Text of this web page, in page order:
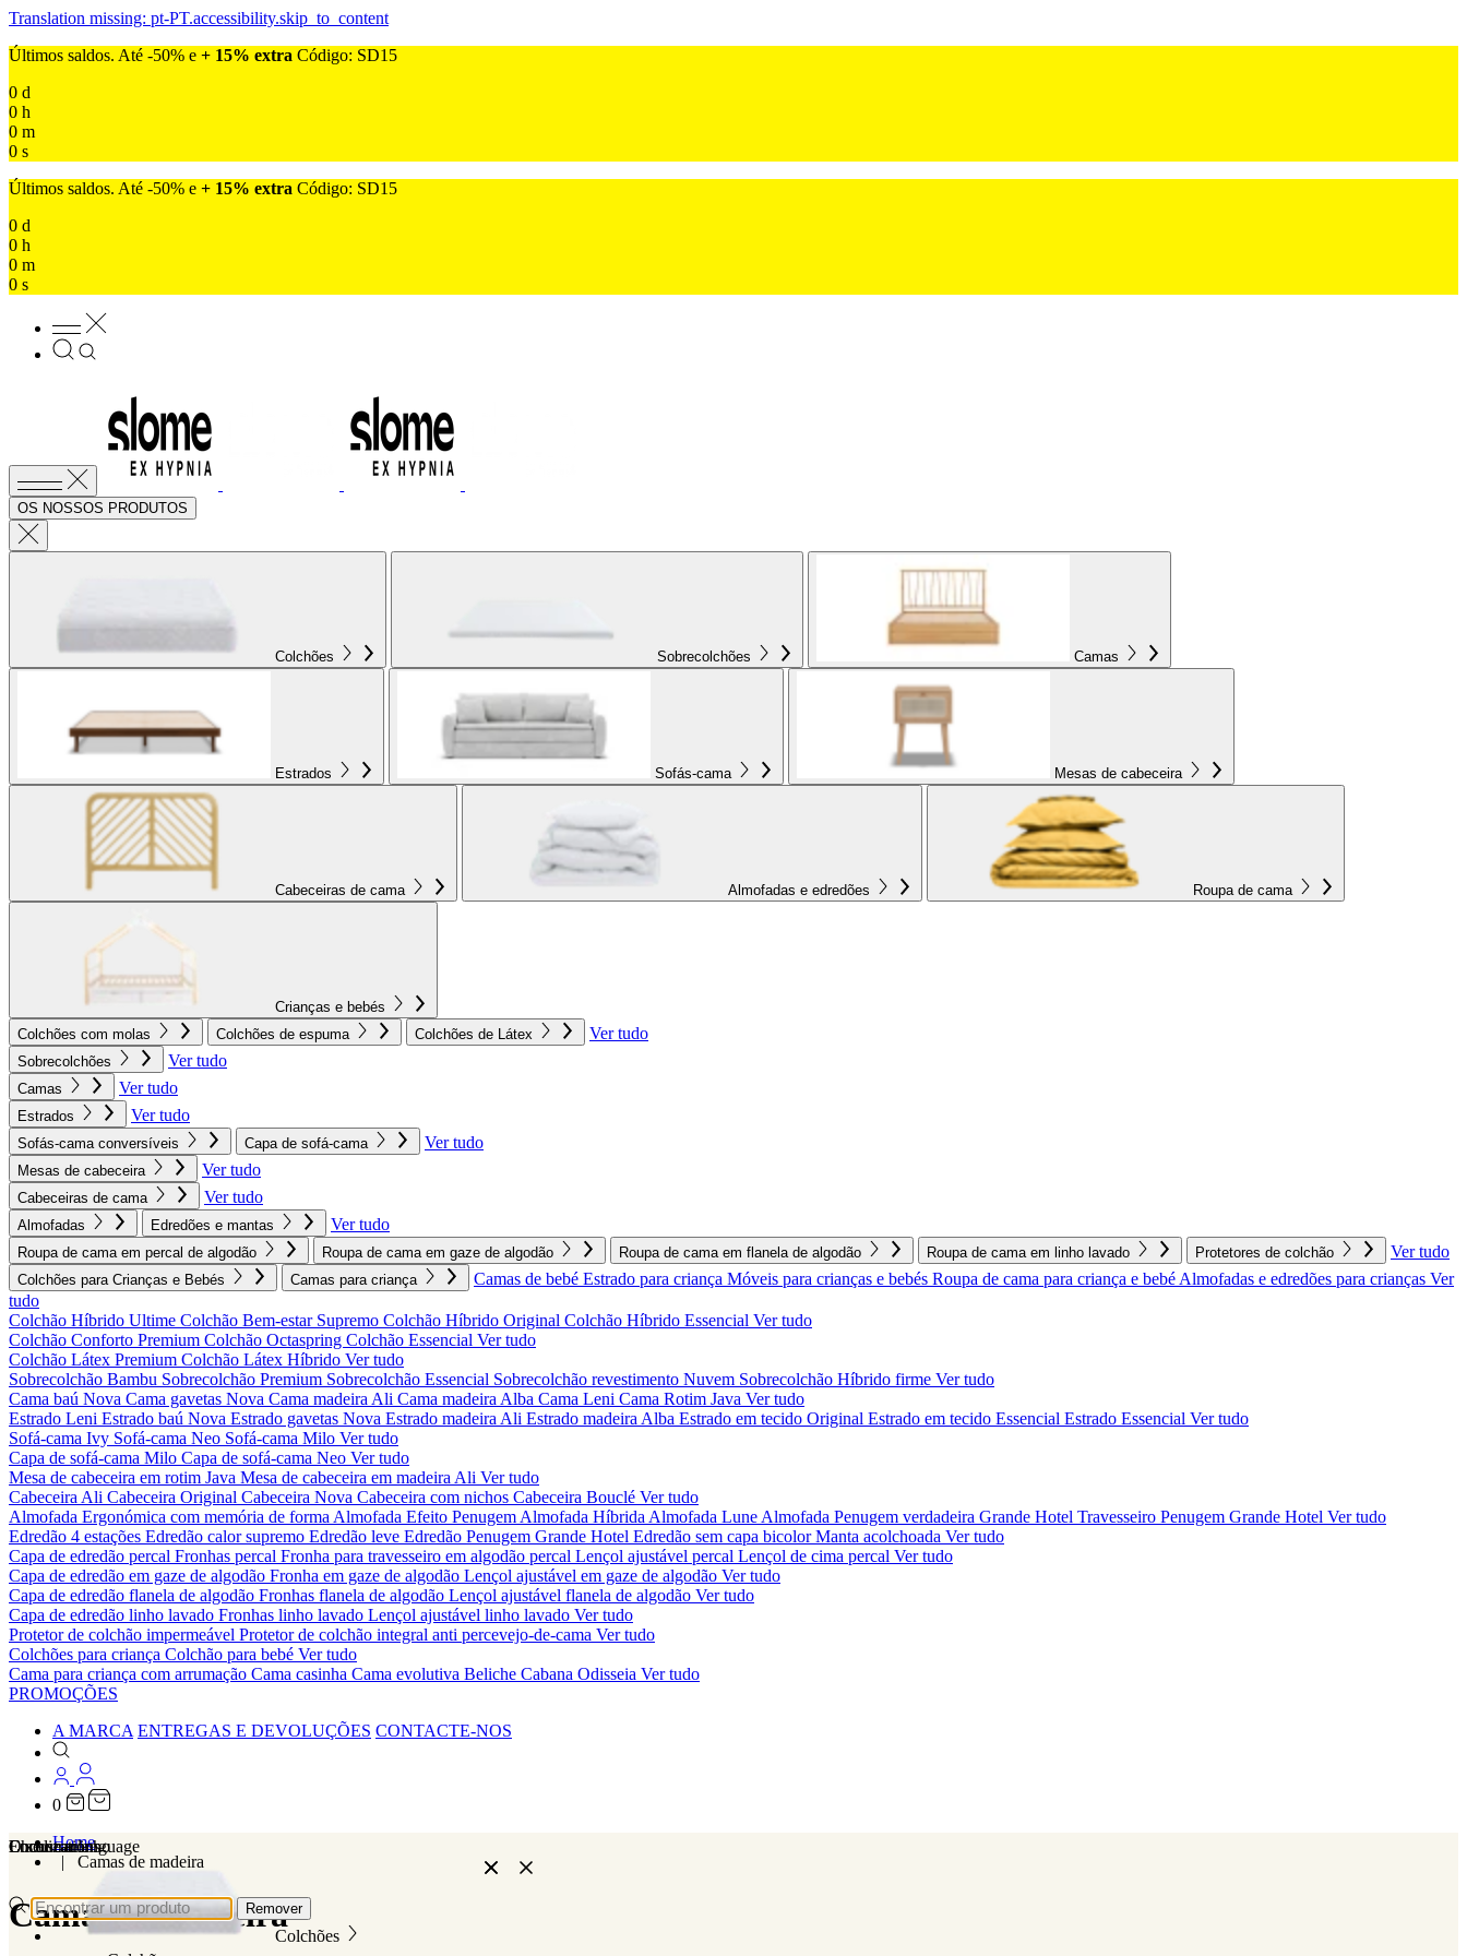
Translation missing: pt-PT.accessibility.skip_to_content
Últimos saldos. Até -50% e + 15% extra Código: SD15
0 d
0 h
0 m
0 s
Últimos saldos. Até -50% e + 15% extra Código: SD15
0 d
0 h
0 m
0 s
OS NOSSOS PRODUTOS
Colchões Sobrecolchões Camas
Estrados Sofás-cama Mesas de cabeceira
Cabeceiras de cama Almofadas e edredões Roupa de cama
Crianças e bebés
Colchões com molas
Colchões de espuma Colchões de Látex Ver tudo
Sobrecolchões Ver tudo
Camas Ver tudo
Estrados Ver tudo
Sofás-cama conversíveis Capa de sofá-cama Ver tudo
Mesas de cabeceira Ver tudo
Cabeceiras de cama Ver tudo
Almofadas Edredões e mantas Ver tudo
Roupa de cama em percal de algodão Roupa de cama em gaze de algodão Roupa de cama em flanela de algodão Roupa de cama em linho lavado Protetores de colchão Ver tudo
Colchões para Crianças e Bebés Camas para criança Camas de bebé Estrado para criança Móveis para crianças e bebés Roupa de cama para criança e bebé Almofadas e edredões para crianças Ver
tudo
Colchão Híbrido Ultime Colchão Bem-estar Supremo Colchão Híbrido Original Colchão Híbrido Essencial Ver tudo
Colchão Conforto Premium Colchão Octaspring Colchão Essencial Ver tudo
Colchão Látex Premium Colchão Látex Híbrido Ver tudo
Sobrecolchão Bambu Sobrecolchão Premium Sobrecolchão Essencial Sobrecolchão revestimento Nuvem Sobrecolchão Híbrido firme Ver tudo
Cama baú Nova Cama gavetas Nova Cama madeira Ali Cama madeira Alba Cama Leni Cama Rotim Java Ver tudo
Estrado Leni Estrado baú Nova Estrado gavetas Nova Estrado madeira Ali Estrado madeira Alba Estrado em tecido Original Estrado em tecido Essencial Estrado Essencial Ver tudo
Sofá-cama Ivy Sofá-cama Neo Sofá-cama Milo Ver tudo
Capa de sofá-cama Milo Capa de sofá-cama Neo Ver tudo
Mesa de cabeceira em rotim Java Mesa de cabeceira em madeira Ali Ver tudo
Cabeceira Ali Cabeceira Original Cabeceira Nova Cabeceira com nichos Cabeceira Bouclé Ver tudo
Almofada Ergonómica com memória de forma Almofada Efeito Penugem Almofada Híbrida Almofada Lune Almofada Penugem verdadeira Grande Hotel Travesseiro Penugem Grande Hotel Ver tudo
Edredão 4 estações Edredão calor supremo Edredão leve Edredão Penugem Grande Hotel Edredão sem capa bicolorManta acolchoada Ver tudo
Capa de edredão percal Fronhas percal Fronha para travesseiro em algodão percal Lençol ajustável percal Lençol de cima percal Ver tudo
Capa de edredão em gaze de algodão Fronha em gaze de algodão Lençol ajustável em gaze de algodão Ver tudo
Capa de edredão flanela de algodão Fronhas flanela de algodão Lençol ajustável flanela de algodão Ver tudo
Capa de edredão linho lavado Fronhas linho lavado Lençol ajustável linho lavado Ver tudo
Protetor de colchão impermeável Protetor de colchão integral anti percevejo-de-cama Ver tudo
Colchões para criança Colchão para bebé Ver tudo
Cama para criança com arrumação Cama casinha Cama evolutiva Beliche Cabana Odisseia Ver tudo
PROMOÇÕES
A MARCA ENTREGAS E DEVOLUÇÕES CONTACTE-NOS
0
Colchões
Localizations
Choose a language
Encontrar
Remover
O seu carrinho
Home
Camas de madeira
Camas de madeira